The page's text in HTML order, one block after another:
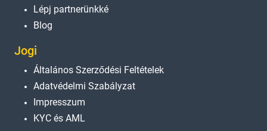
Lépj partnerünkké
Blog
Jogi
Általános Szerződési Feltételek
Adatvédelmi Szabályzat
Impresszum
KYC és AML